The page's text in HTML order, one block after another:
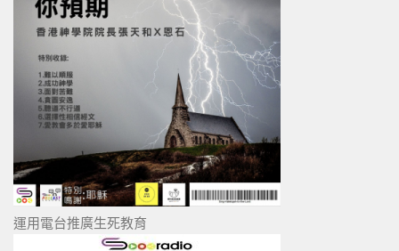
運用電台推廣生死教育